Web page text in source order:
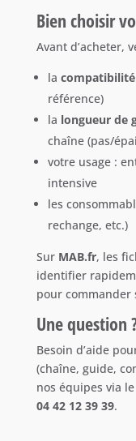
Bien choisir
Avant d’acheter,
la compatibilité
référence)
la longueur de
chaîne (pas/
votre usage :
intensive
les
rechange, etc.)
Sur MAB.fr, les
identifier
pour commander
Une question
Besoin d’aide
(chaîne, guide,
nos équipes via le
04 42 12 39 39.